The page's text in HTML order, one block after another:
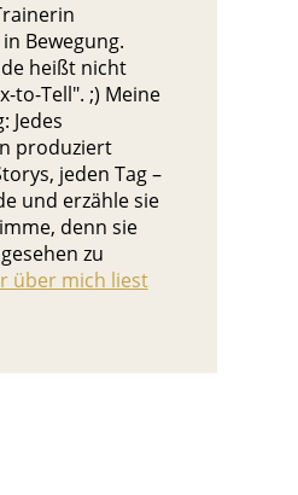
Bewegung.
heißt nicht
to-Tell". ;) Meine
Jedes
produziert
jeden Tag –
und erzähle sie
denn sie
zu
über mich liest